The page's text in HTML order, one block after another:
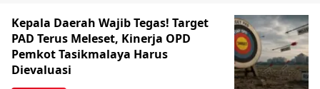
Kepala Daerah Wajib Tegas! Target
PAD Terus Meleset, Kinerja OPD
Pemkot Tasikmalaya Harus
Dievaluasi